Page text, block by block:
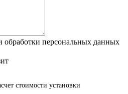
обработки персональных данных
стоимости установки